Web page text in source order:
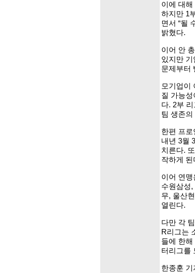
이에 대
하지만 1
면서 “될
밝혔다.
이어 안
있지만 기
문제부터
모기업이
질 가능
다. 2부
팀 생존
한편 프
내년 3월
치른다.
작하게 된
이어 연
수원삼성
무, 울산
열린다.
다만 각
R리그는
들에 한해
터리그를
한종훈 기